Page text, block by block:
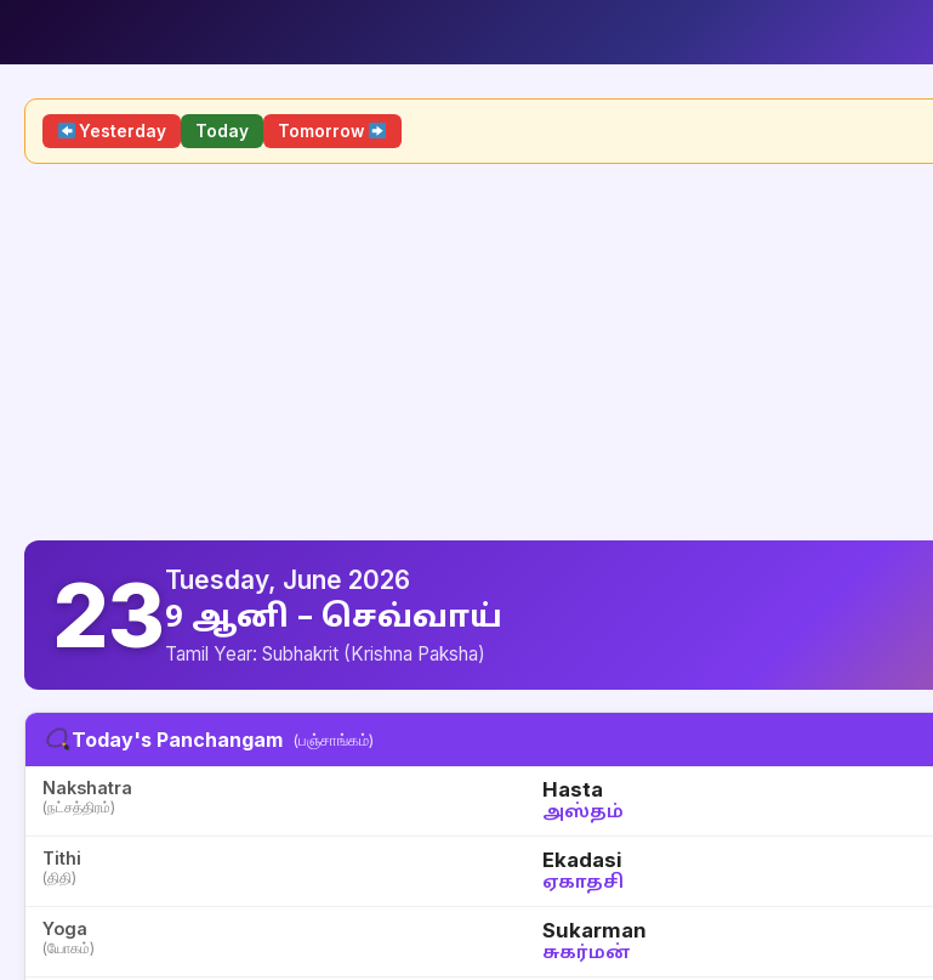
Yesterday Today Tomorrow
23Tuesday, June 2026
9 ஆனி – செவ்வாய்
Tamil Year: Subhakrit (Krishna Paksha)
Today's Panchangam (பஞ்சாங்கம்)
Nakshatra
(நட்சத்திரம்)
Hasta
அஸ்தம்
Tithi
(திதி)
Ekadasi
ஏகாதசி
Yoga
(யோகம்)
Sukarman
சுகர்மன்